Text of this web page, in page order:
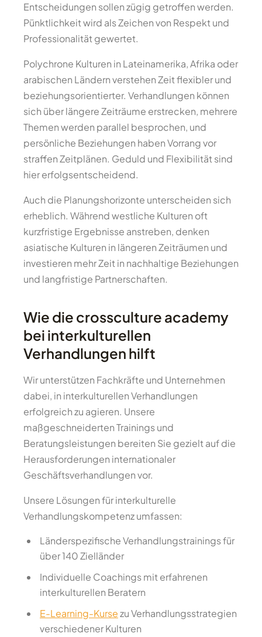
Entscheidungen sollen zügig getroffen werden.
Pünktlichkeit wird als Zeichen von Respekt und
Professionalität gewertet.
Polychrone Kulturen in Lateinamerika, Afrika oder
arabischen Ländern verstehen Zeit flexibler und
beziehungsorientierter. Verhandlungen können
sich über längere Zeiträume erstrecken, mehrere
Themen werden parallel besprochen, und
persönliche Beziehungen haben Vorrang vor
straffen Zeitplänen. Geduld und Flexibilität sind
hier erfolgsentscheidend.
Auch die Planungshorizonte unterscheiden sich
erheblich. Während westliche Kulturen oft
kurzfristige Ergebnisse anstreben, denken
asiatische Kulturen in längeren Zeiträumen und
investieren mehr Zeit in nachhaltige Beziehungen
und langfristige Partnerschaften.
Wie die crossculture academy
bei interkulturellen
Verhandlungen hilft
Wir unterstützen Fachkräfte und Unternehmen
dabei, in interkulturellen Verhandlungen
erfolgreich zu agieren. Unsere
maßgeschneiderten Trainings und
Beratungsleistungen bereiten Sie gezielt auf die
Herausforderungen internationaler
Geschäftsverhandlungen vor.
Unsere Lösungen für interkulturelle
Verhandlungskompetenz umfassen:
Länderspezifische Verhandlungstrainings für
über 140 Zielländer
Individuelle Coachings mit erfahrenen
interkulturellen Beratern
E-Learning-Kursezu Verhandlungsstrategien
verschiedener Kulturen